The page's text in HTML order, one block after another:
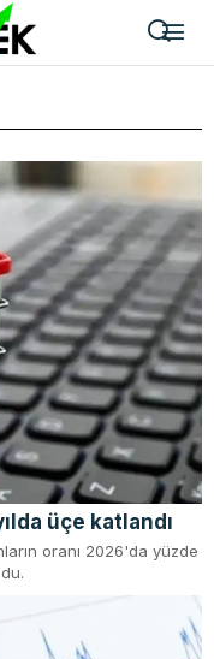
üçe katlandı
oranı 2026'da yüzde